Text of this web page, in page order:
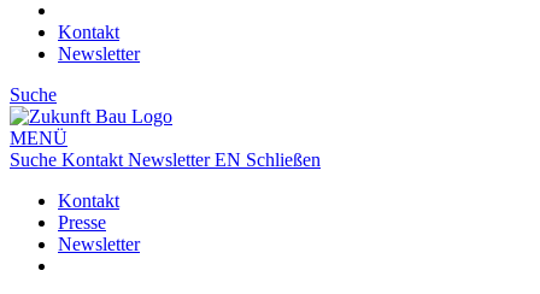
Kontakt
Newsletter
Suche
MENÜ
Suche Kontakt NewsletterEN Schließen
Kontakt
Presse
Newsletter